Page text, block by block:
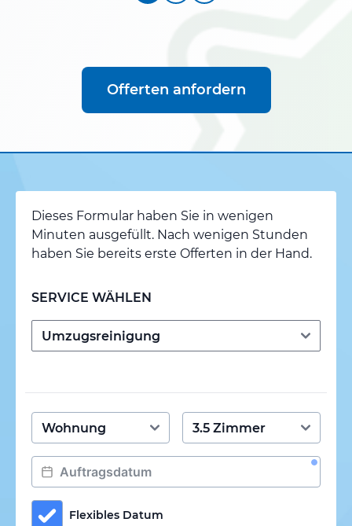
Offerten anfordern
Dieses Formular haben Sie in wenigen
Minuten ausgefüllt. Nach wenigen Stunden
haben Sie bereits erste Offerten in der Hand.
SERVICE WÄHLEN
Flexibles Datum